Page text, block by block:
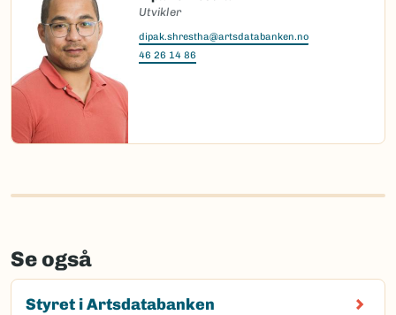
Utvikler
dipak.shrestha@artsdatabanken.no
46 26 14 86
Se også
Styret i Artsdatabanken